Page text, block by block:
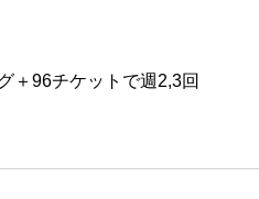
＋96チケットで週2,3回